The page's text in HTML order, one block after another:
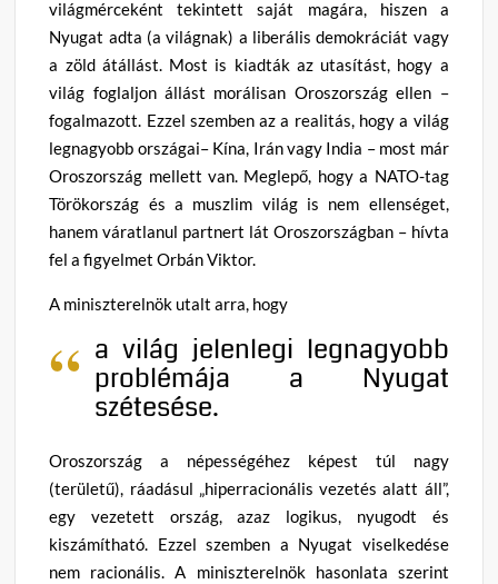
világmérceként tekintett saját magára, hiszen a
Nyugat adta (a világnak) a liberális demokráciát vagy
a zöld átállást. Most is kiadták az utasítást, hogy a
világ foglaljon állást morálisan Oroszország ellen –
fogalmazott. Ezzel szemben az a realitás, hogy a világ
legnagyobb országai– Kína, Irán vagy India – most már
Oroszország mellett van. Meglepő, hogy a NATO-tag
Törökország és a muszlim világ is nem ellenséget,
hanem váratlanul partnert lát Oroszországban – hívta
fel a figyelmet Orbán Viktor.
A miniszterelnök utalt arra, hogy
a világ jelenlegi legnagyobb
problémája a Nyugat
szétesése.
Oroszország a népességéhez képest túl nagy
(területű), ráadásul „hiperracionális vezetés alatt áll”,
egy vezetett ország, azaz logikus, nyugodt és
kiszámítható. Ezzel szemben a Nyugat viselkedése
nem racionális. A miniszterelnök hasonlata szerint